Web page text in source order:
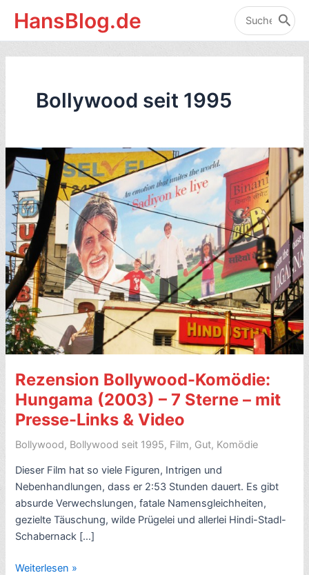
Inhalt
springen
HansBlog.de
Search
for:
Bollywood seit 1995
Rezension Bollywood-Komödie:
Hungama (2003) – 7 Sterne – mit
Presse-Links & Video
Bollywood, Bollywood seit 1995, Film, Gut, Komödie
Dieser Film hat so viele Figuren, Intrigen und
Nebenhandlungen, dass er 2:53 Stunden dauert. Es gibt
absurde Verwechslungen, fatale Namensgleichheiten,
gezielte Täuschung, wilde Prügelei und allerlei Hindi-Stadl-
Schabernack […]
Rezension
Weiterlesen »